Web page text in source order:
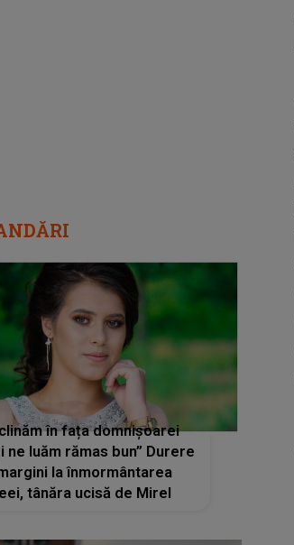
în fața domnișoarei
ne luăm rămas bun” Durere
la înmormântarea
tânăra ucisă de Mirel